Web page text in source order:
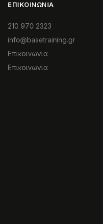
ΕΠΙΚΟΙΝΩΝΊΑ
210 970 2323
info@basetraining.gr
Επικοινωνία
Επικοινωνία